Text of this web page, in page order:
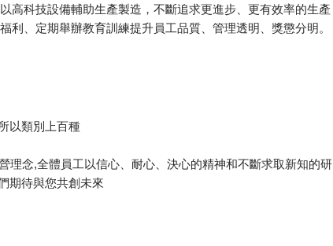
高科技設備輔助生產製造，不斷追求更進步、更有效率的生產
、定期舉辦教育訓練提升員工品質、管理透明、獎懲分明。
以類別上百種
理念,全體員工以信心、耐心、決心的精神和不斷求取新知的研
期待與您共創未來